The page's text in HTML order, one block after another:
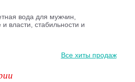
вода для мужчин,
власти, стабильности и
Все хиты продаж